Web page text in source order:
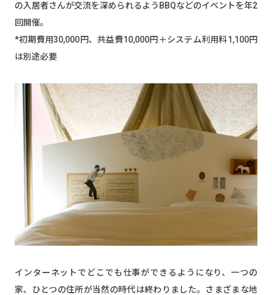
の入居者さんが交流を深められるようBBQなどのイベントを年2
回開催。
*初期費用30,000円、共益費10,000円＋システム利用料1,100円
は別途必要
インターネットでどこでも仕事ができるようになり、一つの
家、ひとつの住所が当然の時代は終わりました。さまざまな地